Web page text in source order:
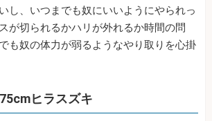
し、いつまでも奴にいいようにやられっ
が切られるかハリが外れるか時間の問
も奴の体力が弱るようなやり取りを心掛
ヒラスズキ